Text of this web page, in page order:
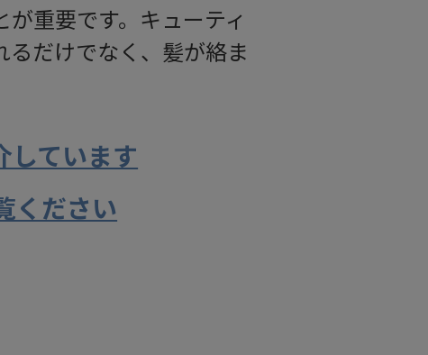
重要です。キューティ
だけでなく、髪が絡ま
しています
ください